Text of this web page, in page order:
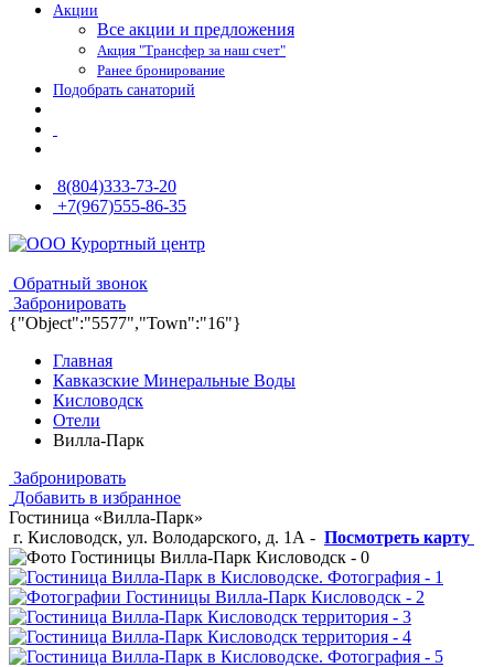
Акции
Все акции и предложения
Акция "Трансфер за наш счет"
Ранее бронирование
Подобрать санаторий
8(804)333-73-20
+7(967)555-86-35
Обратный звонок
Забронировать
{"Object":"5577","Town":"16"}
Главная
Кавказские Минеральные Воды
Кисловодск
Отели
Вилла-Парк
Забронировать
Добавить в избранное
Гостиница «Вилла-Парк»
г. Кисловодск, ул. Володарского, д. 1А - Посмотреть карту